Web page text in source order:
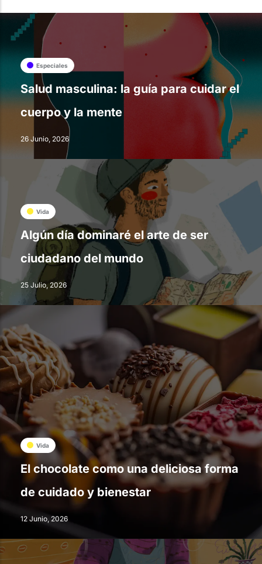
Especiales
Salud masculina: la guía para cuidar el
cuerpo y la mente
26 Junio, 2026
Vida
Algún día dominaré el arte de ser
ciudadano del mundo
25 Julio, 2026
Vida
El chocolate como una deliciosa forma
de cuidado y bienestar
12 Junio, 2026